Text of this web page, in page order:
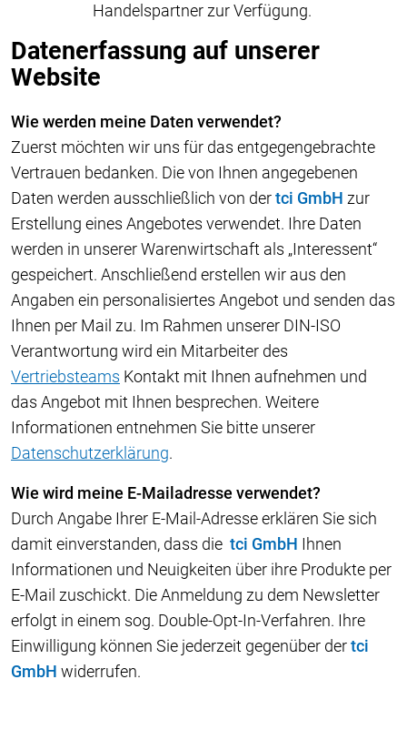
Handelspartner zur Verfügung.
Datenerfassung auf unserer
Website
Wie werden meine Daten verwendet?
Zuerst möchten wir uns für das entgegengebrachte
Vertrauen bedanken. Die von Ihnen angegebenen
Daten werden ausschließlich von dertci GmbH zur
Erstellung eines Angebotes verwendet. Ihre Daten
werden in unserer Warenwirtschaft als „Interessent“
gespeichert. Anschließend erstellen wir aus den
Angaben ein personalisiertes Angebot und senden das
Ihnen per Mail zu. Im Rahmen unserer DIN-ISO
Verantwortung wird ein Mitarbeiter des
Vertriebsteams Kontakt mit Ihnen aufnehmen und
das Angebot mit Ihnen besprechen. Weitere
Informationen entnehmen Sie bitte unserer
Datenschutzerklärung.
Wie wird meine E-Mailadresse verwendet?
Durch Angabe Ihrer E-Mail-Adresse erklären Sie sich
damit einverstanden, dass die tci GmbH Ihnen
Informationen und Neuigkeiten über ihre Produkte per
E-Mail zuschickt. Die Anmeldung zu dem Newsletter
erfolgt in einem sog. Double-Opt-In-Verfahren. Ihre
Einwilligung können Sie jederzeit gegenüber dertci
GmbH widerrufen.